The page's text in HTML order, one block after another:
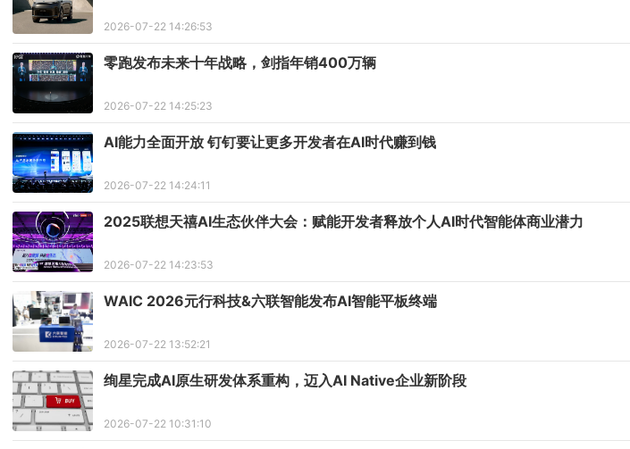
2026-07-22 14:26:53
零跑发布未来十年战略，剑指年销400万辆
2026-07-22 14:25:23
AI能力全面开放 钉钉要让更多开发者在AI时代赚到钱
2026-07-22 14:24:11
2025联想天禧AI生态伙伴大会：赋能开发者释放个人AI时代智能体商业潜力
2026-07-22 14:23:53
WAIC 2026元行科技&六联智能发布AI智能平板终端
2026-07-22 13:52:21
绚星完成AI原生研发体系重构，迈入AI Native企业新阶段
2026-07-22 10:31:10